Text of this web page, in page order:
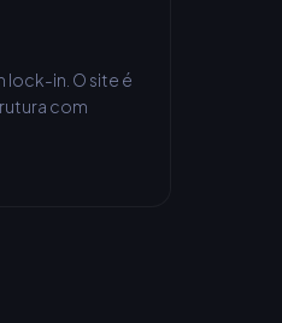
lock-in. O site é
com